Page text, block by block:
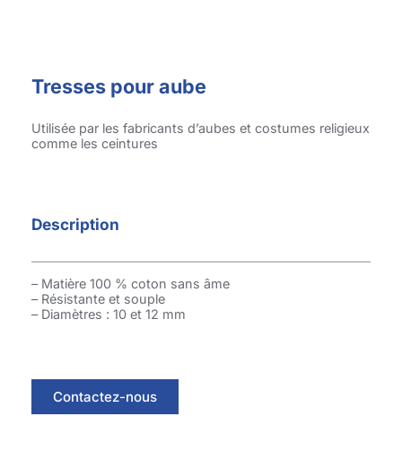
Tresses pour aube
Utilisée par les fabricants d’aubes et costumes religieux
comme les ceintures
Description
– Matière 100 % coton sans âme
– Résistante et souple
– Diamètres : 10 et 12 mm
Contactez-nous